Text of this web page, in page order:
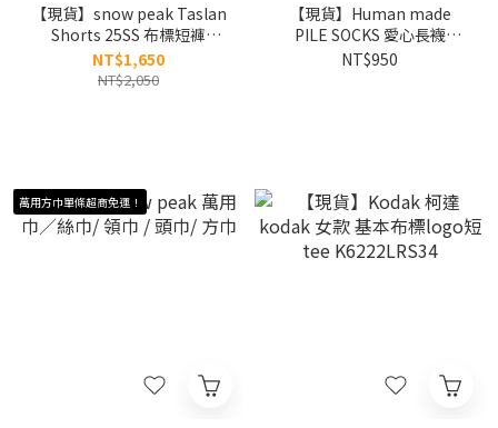
【現貨】snow peak Taslan
Shorts 25SS 布標短褲
S25MULHP64
NT$1,650
NT$2,050
【現貨】Human made
PILE SOCKS 愛心長襪
HM31GD060
NT$950
萬用方巾單條超商免運！